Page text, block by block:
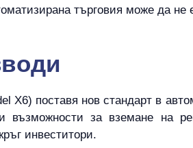
търговия може да
X6) поставя нов стандарт в
възможности за вземане на
инвеститори.